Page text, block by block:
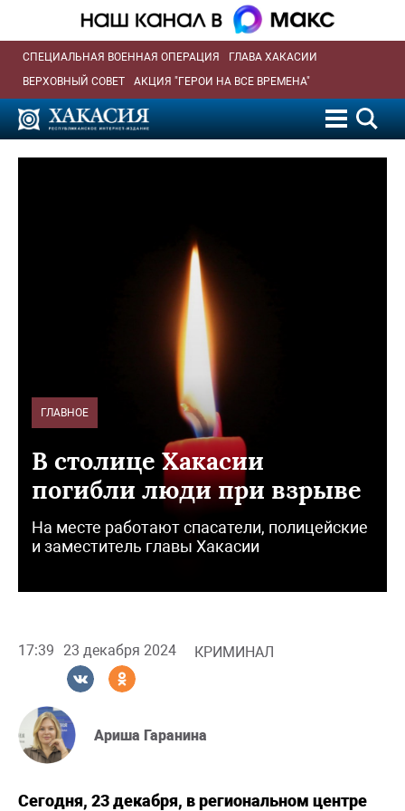
СПЕЦИАЛЬНАЯ ВОЕННАЯ ОПЕРАЦИЯ
ГЛАВА ХАКАСИИ
ВЕРХОВНЫЙ СОВЕТ
АКЦИЯ "ГЕРОИ НА ВСЕ ВРЕМЕНА"
ГЛАВНОЕ
В столице Хакасии
погибли люди при взрыве
На месте работают спасатели, полицейские
и заместитель главы Хакасии
17:39 23 декабря 2024 КРИМИНАЛ
Ариша Гаранина
Сегодня, 23 декабря, в региональном центре